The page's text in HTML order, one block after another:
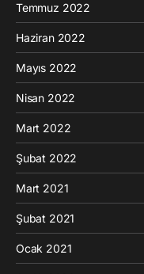
Temmuz 2022
Haziran 2022
Mayıs 2022
Nisan 2022
Mart 2022
Şubat 2022
Mart 2021
Şubat 2021
Ocak 2021